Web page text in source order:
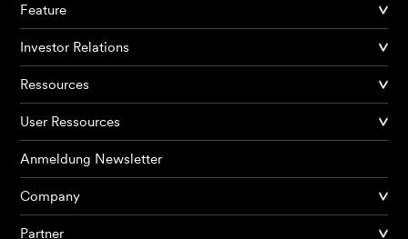
Feature
Investor Relations
Ressources
User Ressources
Anmeldung Newsletter
Company
Partner